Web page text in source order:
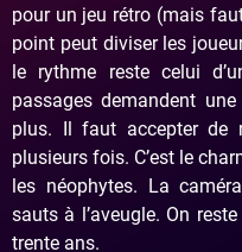
pour un jeu rétro (mais
point peut diviser les
le rythme reste celui
passages demandent
plus. Il faut accepter de
plusieurs fois. C’est le
les néophytes. La
sauts à l’aveugle. On
trente ans.